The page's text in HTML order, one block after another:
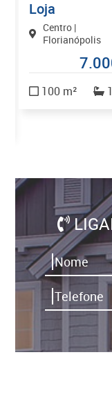
Loja
Centro |
Florianópolis
100 m² 1